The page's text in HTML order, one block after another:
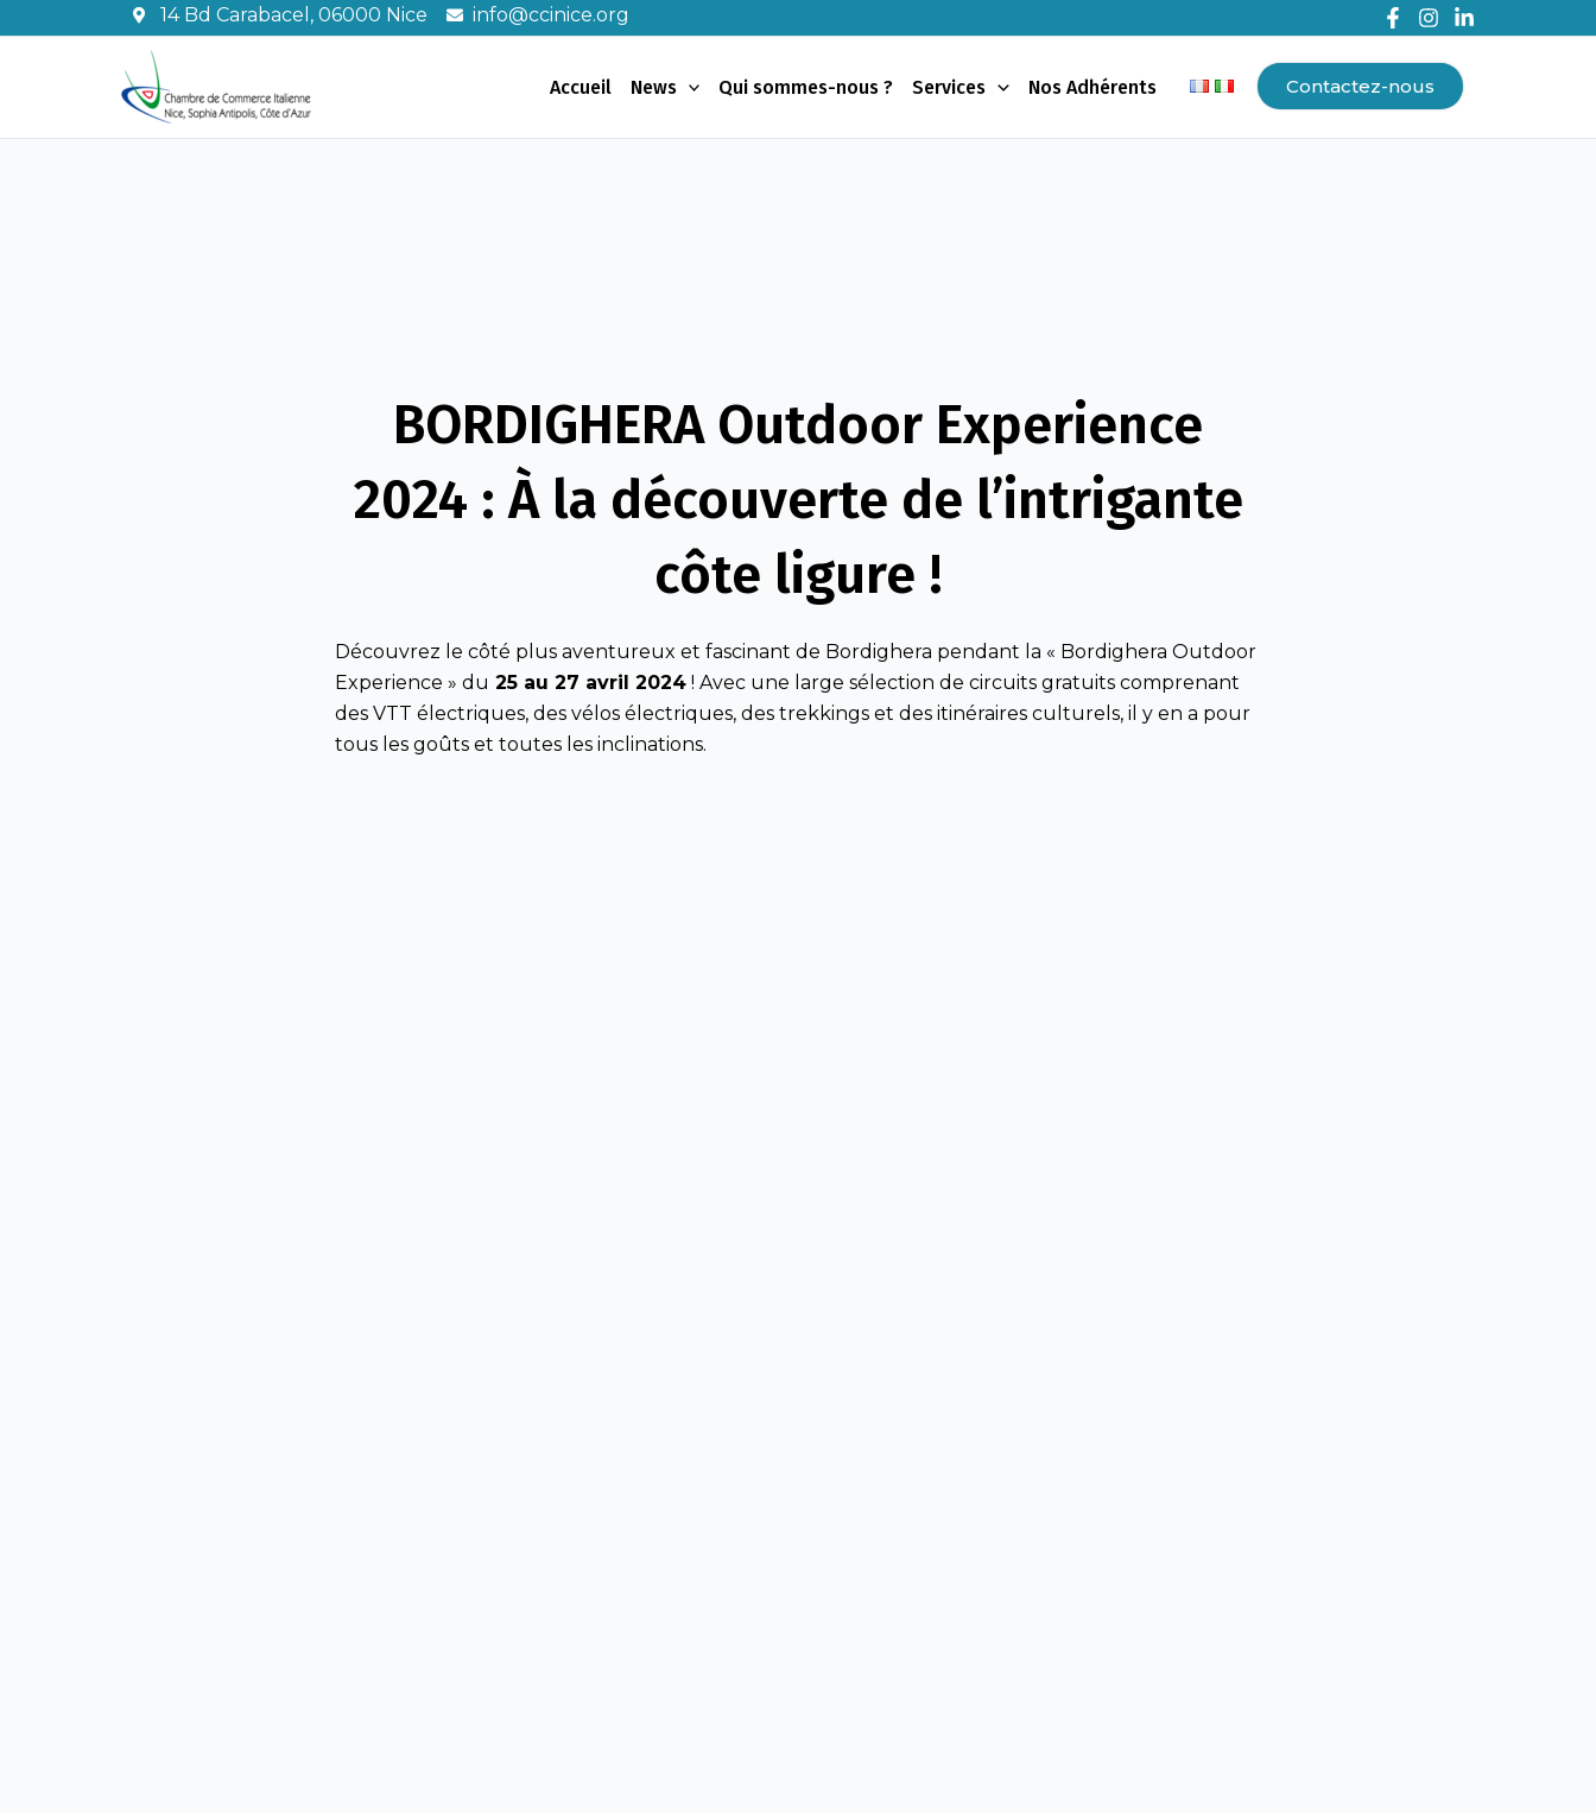
14 Bd Carabacel, 06000 Nice info@ccinice.org
Accueil News Qui sommes-nous ? Services Nos Adhérents Contactez-nous
BORDIGHERA Outdoor Experience
2024 : À la découverte de l’intrigante
côte ligure !
Découvrez le côté plus aventureux et fascinant de Bordighera pendant la « Bordighera Outdoor
Experience » du 25 au 27 avril 2024 ! Avec une large sélection de circuits gratuits comprenant
des VTT électriques, des vélos électriques, des trekkings et des itinéraires culturels, il y en a pour
tous les goûts et toutes les inclinations.